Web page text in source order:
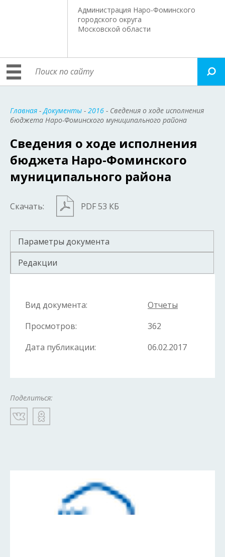
Администрация Наро-Фоминского
городского округа
Московской области
Главная -Документы - 2016 - Сведения о ходе исполнения
бюджета Наро-Фоминского муниципального района
Сведения о ходе исполнения
бюджета Наро-Фоминского
муниципального района
Скачать: PDF 53 КБ
Параметры документа
Редакции
Вид документа:
Отчеты
Просмотров:
362
Дата публикации:
06.02.2017
Поделиться: